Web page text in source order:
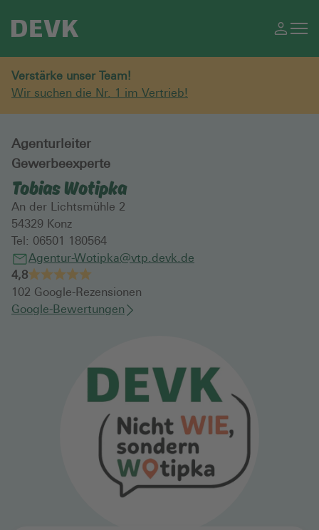
Verstärke unser Team!
Wir suchen die Nr. 1 im Vertrieb!
Agenturleiter
Gewerbeexperte
Tobias Wotipka
An der Lichtsmühle 2
54329 Konz
Tel: 06501 180564
Agentur-Wotipka@vtp.devk.de
4,8
102 Google-Rezensionen
Google-Bewertungen